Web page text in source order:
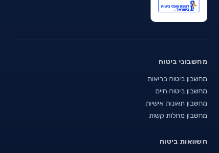
מחשבוני ביטוח
מחשבון ביטוח בריאות
מחשבון ביטוח חיים
מחשבון תאונות אישיות
מחשבון מחלות קשות
השוואות ביטוח